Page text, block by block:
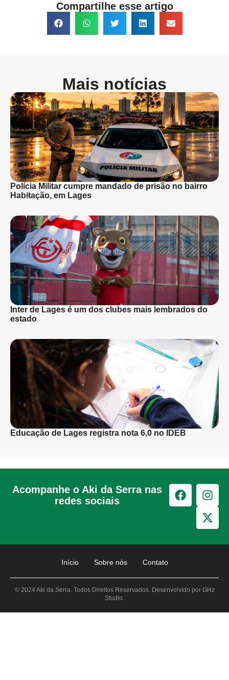
Compartilhe esse artigo
Mais notícias
Polícia Militar cumpre mandado de prisão no bairro
Habitação, em Lages
Inter de Lages é um dos clubes mais lembrados do
estado
Educação de Lages registra nota 6,0 no IDEB
Acompanhe o Aki da Serra nas
redes sociais
Início Sobre nós Contato
© 2024 Aki da Serra. Todos Direitos Reservados. Desenvolvido por GHz
Studio.